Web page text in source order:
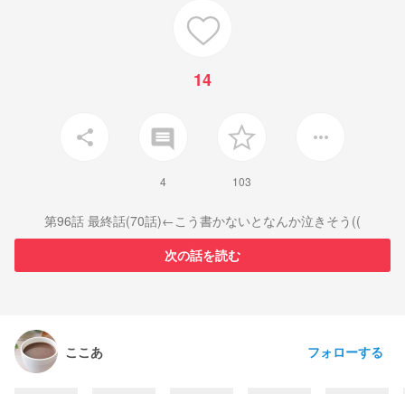
14
share insert_comment
4 103
more_horiz
第96話 最終話(70話)←こう書かないとなんか泣きそう((
次の話を読む
ここあ フォローする